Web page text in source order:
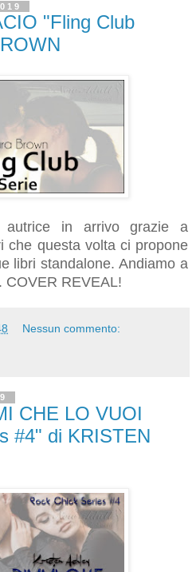
"Fling Club
autrice in arrivo grazie a
che questa volta ci propone
libri standalone. Andiamo a
COVER REVEAL!
Nessun commento:
CHE LO VUOI
#4" di KRISTEN